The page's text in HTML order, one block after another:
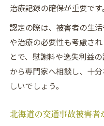
ート
交通事故被害の賠償
交通事故後遺障
解説
後遺障害がある
工夫
進める
治療記録の確保が重要です。
認定の際は、被害者の生
や治療の必要性も考慮さ
とで、慰謝料や逸失利益
から専門家へ相談し、十
しいでしょう。
北海道の交通事故被害